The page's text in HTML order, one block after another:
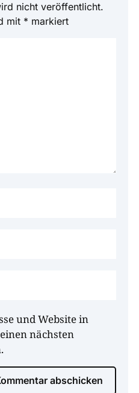
nicht veröffentlicht.
mit * markiert
und Website in
nächsten
abschicken